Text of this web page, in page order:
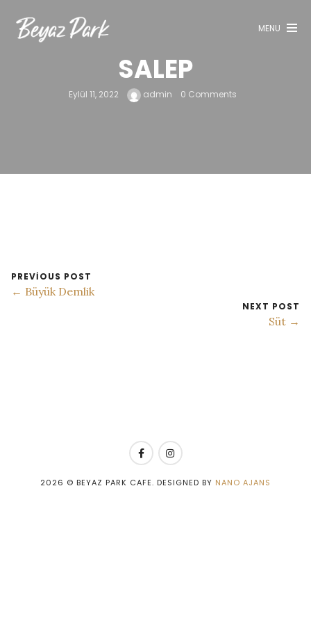
Keşfet
Galeri
MENU
SALEP
Eylül 11, 2022 admin 0 Comments
PREVIOUS POST
← Büyük Demlik
NEXT POST
Süt →
2026 © BEYAZ PARK CAFE. DESIGNED BY NANO AJANS